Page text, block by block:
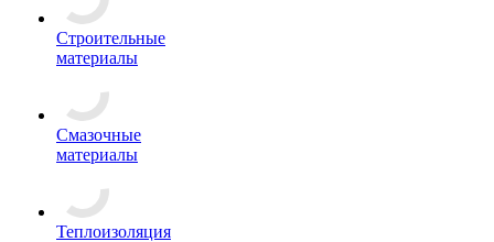
Строительные
материалы
Смазочные
материалы
Теплоизоляция